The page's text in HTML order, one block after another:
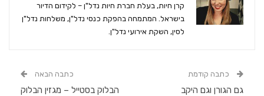
קרן חיות, בעלת חברת חיות נדל"ן – לקידום הדיור
בישראל. המתמחה בהפקת כנסי נדל"ן, משלחות נדל"ן
לסין, השקת אירועי נדל"ן.
כתבה קודמת
גם הגורן וגם היקב
כתבה הבאה
הבלוק בסטייל – מגזין הבלוק